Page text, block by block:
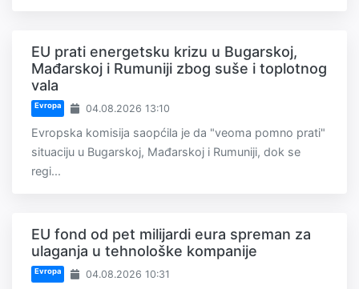
EU prati energetsku krizu u Bugarskoj,
Mađarskoj i Rumuniji zbog suše i toplotnog
vala
Evropa 04.08.2026 13:10
Evropska komisija saopćila je da "veoma pomno prati"
situaciju u Bugarskoj, Mađarskoj i Rumuniji, dok se
regi...
EU fond od pet milijardi eura spreman za
ulaganja u tehnološke kompanije
Evropa 04.08.2026 10:31